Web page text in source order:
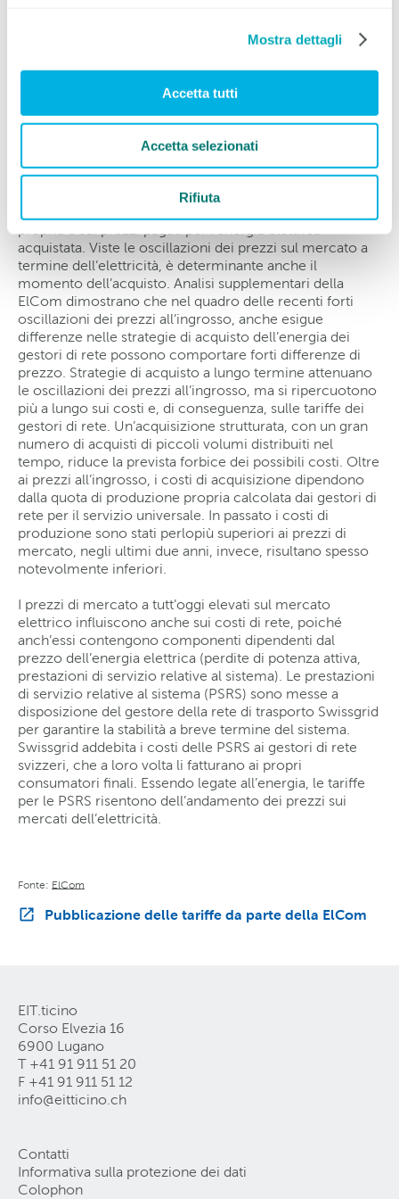
Mostra dettagli
Accetta tutti
Accetta selezionati
Rifiuta
Influenza dei prezzi di mercato, quota
di produzione propria e strategia di
acquisto
fortemente dal portafoglio di produzione e dalla
strategia di acquisto dell’azienda di approvvigionamento,
acquistata. Viste le oscillazioni dei prezzi sul mercato a
termine dell’elettricità, è determinante anche il
momento dell’acquisto. Analisi supplementari della
ElCom dimostrano che nel quadro delle recenti forti
oscillazioni dei prezzi all’ingrosso, anche esigue
differenze nelle strategie di acquisto dell’energia dei
gestori di rete possono comportare forti differenze di
prezzo. Strategie di acquisto a lungo termine attenuano
le oscillazioni dei prezzi all’ingrosso, ma si ripercuotono
più a lungo sui costi e, di conseguenza, sulle tariffe dei
gestori di rete. Un’acquisizione strutturata, con un gran
numero di acquisti di piccoli volumi distribuiti nel
tempo, riduce la prevista forbice dei possibili costi. Oltre
ai prezzi all’ingrosso, i costi di acquisizione dipendono
dalla quota di produzione propria calcolata dai gestori di
rete per il servizio universale. In passato i costi di
produzione sono stati perlopiù superiori ai prezzi di
mercato, negli ultimi due anni, invece, risultano spesso
notevolmente inferiori.
I prezzi di mercato a tutt’oggi elevati sul mercato
elettrico influiscono anche sui costi di rete, poiché
anch’essi contengono componenti dipendenti dal
prezzo dell’energia elettrica (perdite di potenza attiva,
prestazioni di servizio relative al sistema). Le prestazioni
di servizio relative al sistema (PSRS) sono messe a
disposizione del gestore della rete di trasporto Swissgrid
per garantire la stabilità a breve termine del sistema.
Swissgrid addebita i costi delle PSRS ai gestori di rete
svizzeri, che a loro volta li fatturano ai propri
consumatori finali. Essendo legate all’energia, le tariffe
per le PSRS risentono dell’andamento dei prezzi sui
mercati dell’elettricità.
Fonte: ElCom
Pubblicazione delle tariffe da parte della ElCom
EIT.ticino
Corso Elvezia 16
6900 Lugano
T +41 91 911 51 20
F +41 91 911 51 12
info@eitticino ch
Contatti
Informativa sulla protezione dei dati
Colophon